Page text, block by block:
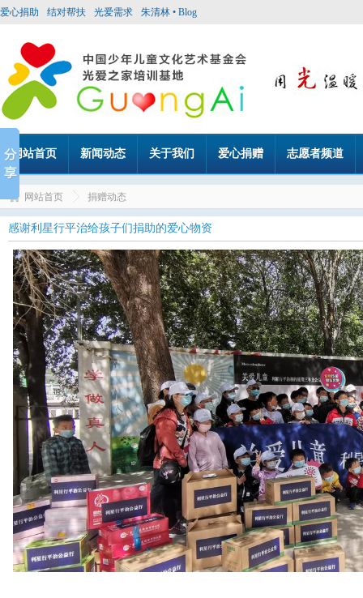
爱心捐助 结对帮扶 光爱需求 朱清林 • Blog
网站首页 新闻动态 关于我们 爱心捐赠 志愿者频道
网站首页 捐赠动态
感谢利星行平治给孩子们捐助的爱心物资